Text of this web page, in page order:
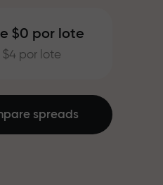
$0 por lote
por lote
spreads